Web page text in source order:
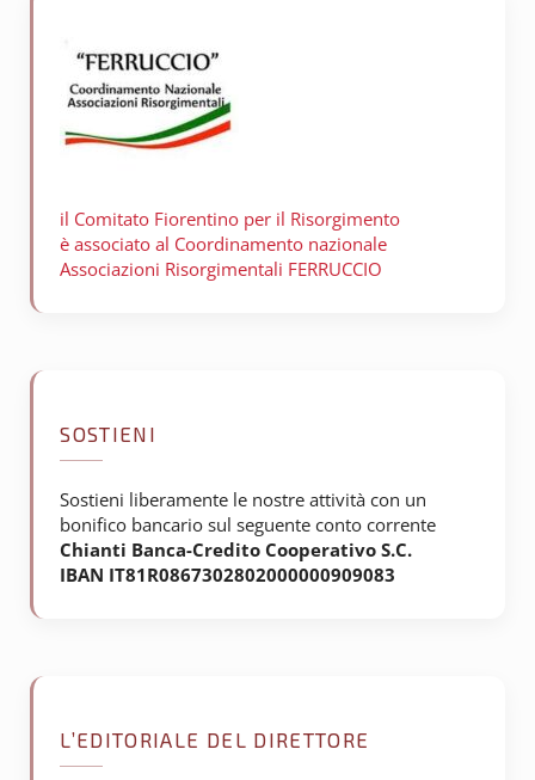
il Comitato Fiorentino per il Risorgimento
è associato al Coordinamento nazionale
Associazioni Risorgimentali FERRUCCIO
SOSTIENI
Sostieni liberamente le nostre attività con un
bonifico bancario sul seguente conto corrente
Chianti Banca-Credito Cooperativo S.C.
IBAN IT81R0867302802000000909083
L’EDITORIALE DEL DIRETTORE